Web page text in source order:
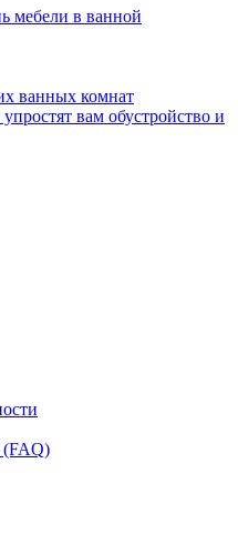
мебели в ванной
ванных комнат
вам обустройство и
(FAQ)